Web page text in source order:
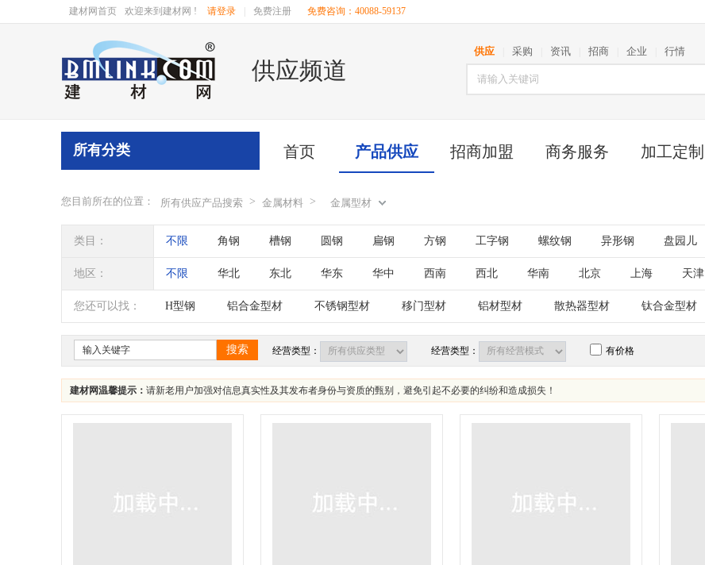
建材网首页 欢迎来到建材网 ! 请登录 免费注册 免费咨询：40088-59137
供应频道
供应 采购 资讯 招商 企业 行情
首页 产品供应 招商加盟 商务服务 加工定制
所有分类
您目前所在的位置： 所有供应产品搜索 > 金属材料 > 金属型材
类目： 不限 角钢 槽钢 圆钢 扁钢 方钢 工字钢 螺纹钢 异形钢 盘园儿
门窗型材 建筑铝型材 铝合金箱
地区： 不限 华北 东北 华东 华中 西南 西北 华南 北京 上海 天津
辽宁 吉林 黑龙江 内蒙古 江苏 安徽 浙江 福建 湖北
四川 海南 贵州 云南 西藏 陕西 甘肃 青海 宁夏 新疆 台湾
您还可以找： H型钢 铝合金型材 不锈钢型材 移门型材 铝材型材 散热器型材 钛合金型材
搜索 经营类型： 经营类型： 有价格
建材网温馨提示： 请新老用户加强对信息真实性及其发布者身份与资质的甄别，避免引起不必要的纠纷和造成损失！